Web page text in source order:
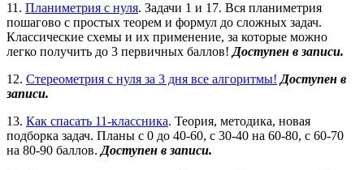
11. Планиметрия с нуля. Задачи 1 и 17. Вся планиметрия
пошагово с простых теорем и формул до сложных задач.
Классические схемы и их применение, за которые можно
легко получить до 3 первичных баллов! Доступен в записи.
12. Стереометрия с нуля за 3 дня все алгоритмы! Доступен в
записи.
13. Как спасать 11-классника. Теория, методика, новая
подборка задач. Планы с 0 до 40-60, с 30-40 на 60-80, с 60-70
на 80-90 баллов. Доступен в записи.